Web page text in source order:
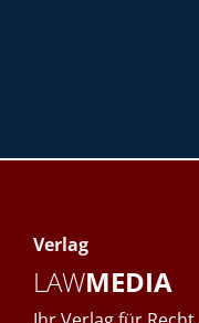
Verlag
LAWMEDIA